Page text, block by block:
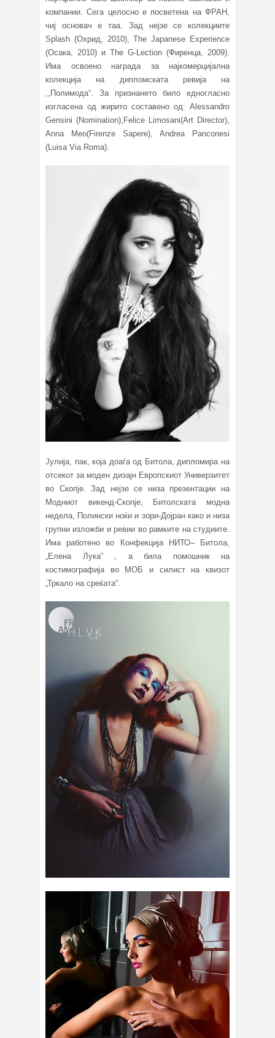
компании. Сега целосно е посветена на ФРАН,
чиј основач е таа. Зад нејзе се колекциите
Splash (Охрид, 2010), The Japanese Experience
(Осака, 2010) и The G-Lection (Фиренца, 2009).
Има освоено награда за најкомерцијална
колекција на дипломската ревија на
,,Полимода“. За признането било едногласно
изгласена од жирито составено од: Alessandro
Gensini (Nomination),Felice Limosani(Art Director),
Anna Meo(Firenze Sapere), Andrea Panconesi
(Luisa Via Roma).
Јулија, пак, која доаѓа од Битола, дипломира на
отсекот за моден дизајн Европскиот Универзитет
во Скопје. Зад нејзе се низа презентации на
Модниот викенд-Скопје, Битолската модна
недела, Полински ноќи и зори-Дојран како и низа
групни изложби и ревии во рамките на студиите.
Има работено во Конфекција НИТО– Битола,
„Елена Лука” , а била помошник на
костимографија во МОБ и силист на квизот
„Тркало на среќата“.